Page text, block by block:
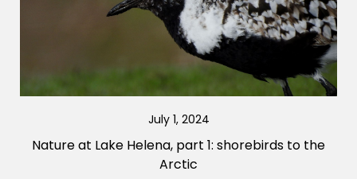
July 1, 2024
Nature at Lake Helena, part 1: shorebirds to the
Arctic